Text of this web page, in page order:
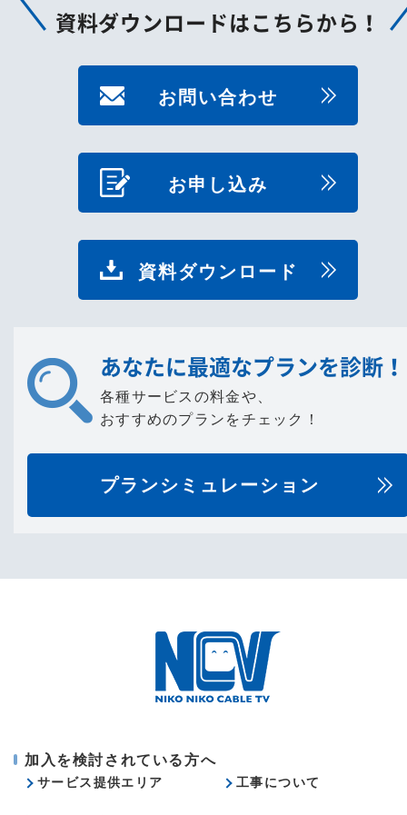
資料ダウンロードはこちらから！
お問い合わせ
お申し込み
資料ダウンロード
あなたに最適なプランを診断！
各種サービスの料金や、
おすすめのプランをチェック！
プランシミュレーション
加入を検討されている方へ
サービス提供エリア 工事について